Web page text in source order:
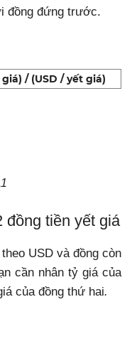
đồng đứng trước.
/ (USD / yết giá)
đồng tiền yết giá
USD và đồng còn
cần nhân tỷ giá của
của đồng thứ hai.